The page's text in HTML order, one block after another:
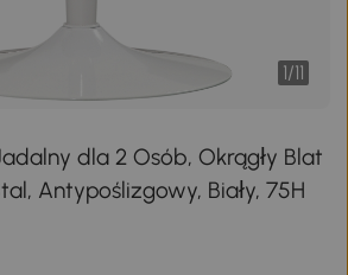
1/11
dla 2 Osób, Okrągły Blat
Antypoślizgowy, Biały, 75H